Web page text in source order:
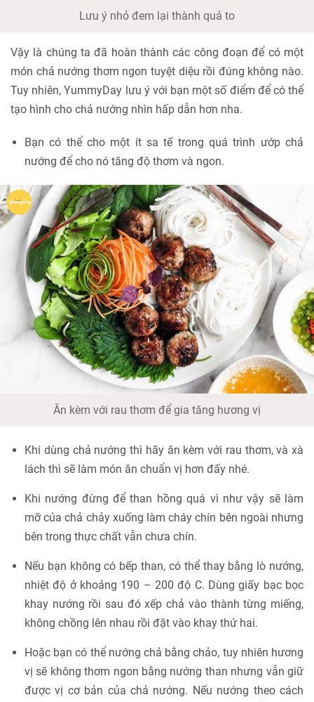
Lưu ý nhỏ đem lại thành quả to
Vậy là chúng ta đã hoàn thành các công đoạn để có một
món chả nướng thơm ngon tuyệt diệu rồi đúng không nào.
Tuy nhiên, YummyDay lưu ý với bạn một số điểm để có thể
tạo hình cho chả nướng nhìn hấp dẫn hơn nha.
Bạn có thể cho một ít sa tế trong quá trình ướp chả
nướng để cho nó tăng độ thơm và ngon.
Ăn kèm với rau thơm để gia tăng hương vị
Khi dùng chả nướng thì hãy ăn kèm với rau thơm, và xà
lách thì sẽ làm món ăn chuẩn vị hơn đấy nhé.
Khi nướng đừng để than hồng quá vì như vậy sẽ làm
mỡ của chả chảy xuống làm cháy chín bên ngoài nhưng
bên trong thực chất vẫn chưa chín.
Nếu bạn không có bếp than, có thể thay bằng lò nướng,
nhiệt độ ở khoảng 190 – 200 độ C. Dùng giấy bạc bọc
khay nướng rồi sau đó xếp chả vào thành từng miếng,
không chồng lên nhau rồi đặt vào khay thứ hai.
Hoặc bạn có thể nướng chả bằng chảo, tuy nhiên hương
vị sẽ không thơm ngon bằng nướng than nhưng vẫn giữ
được vị cơ bản của chả nướng. Nếu nướng theo cách